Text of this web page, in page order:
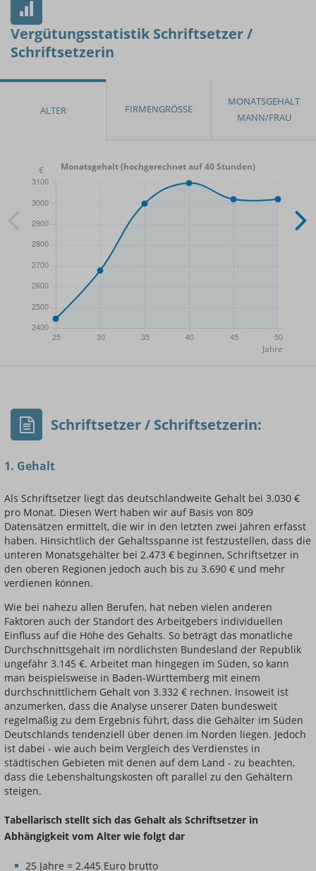
Vergütungsstatistik Schriftsetzer /
Schriftsetzerin
Monatsgehalt (hochgerechnet auf 40 Stunden)
Einsteigerin / Einsteiger
Schriftsetzer / Schriftsetzerin:
1. Gehalt
Als Schriftsetzer liegt das deutschlandweite Gehalt bei 3.030 €
pro Monat. Diesen Wert haben wir auf Basis von 809
Datensätzen ermittelt, die wir in den letzten zwei Jahren erfasst
haben. Hinsichtlich der Gehaltsspanne ist festzustellen, dass die
unteren Monatsgehälter bei 2.473 € beginnen, Schriftsetzer in
den oberen Regionen jedoch auch bis zu 3.690 € und mehr
verdienen können.
Wie bei nahezu allen Berufen, hat neben vielen anderen
Faktoren auch der Standort des Arbeitgebers individuellen
Einfluss auf die Höhe des Gehalts. So beträgt das monatliche
Durchschnittsgehalt im nördlichsten Bundesland der Republik
ungefähr 3.145 €. Arbeitet man hingegen im Süden, so kann
man beispielsweise in Baden-Württemberg mit einem
durchschnittlichem Gehalt von 3.332 € rechnen. Insoweit ist
anzumerken, dass die Analyse unserer Daten bundesweit
regelmäßig zu dem Ergebnis führt, dass die Gehälter im Süden
Deutschlands tendenziell über denen im Norden liegen. Jedoch
ist dabei - wie auch beim Vergleich des Verdienstes in
städtischen Gebieten mit denen auf dem Land - zu beachten,
dass die Lebenshaltungskosten oft parallel zu den Gehältern
steigen.
Tabellarisch stellt sich das Gehalt als Schriftsetzer in
Abhängigkeit vom Alter wie folgt dar
25 Jahre = 2.445 Euro brutto